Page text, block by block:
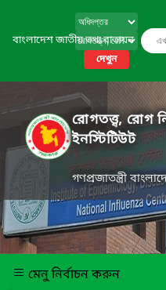
বাংলাদেশ জাতীয় তথ্য বাতায়ন
দেখুন
রোগতত্ত্ব, রোগ
ইনস্টিটিউট
গণপ্রজাতন্ত্রী
মেনু নির্বাচন করুন